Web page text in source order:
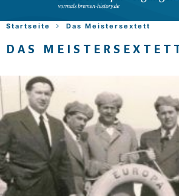
Startseite Das Meistersextett
DAS MEISTERSEXTETT